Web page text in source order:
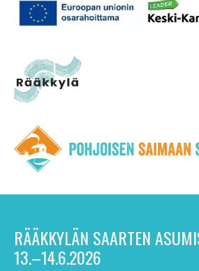
RÄÄKKYLÄN SAARTEN
13.–14.6.2026